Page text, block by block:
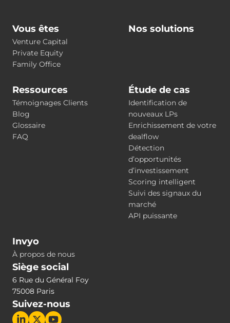
Vous êtes
Venture Capital
Private Equity
Family Office
Nos solutions
Ressources
Témoignages Clients
Blog
Glossaire
FAQ
Étude de cas
Identification de
nouveaux LPs
Enrichissement de votre
dealflow
Détection
d’opportunités
d’investissement
Scoring intelligent
Suivi des signaux du
marché
API puissante
Invyo
À propos de nous
Siège social
6 Rue du Général Foy
75008 Paris
Suivez-nous